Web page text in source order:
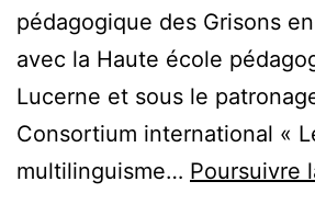
pédagogique des Grisons
avec la Haute école
Lucerne et sous le
Consortium international «
multilinguisme… Poursuivre